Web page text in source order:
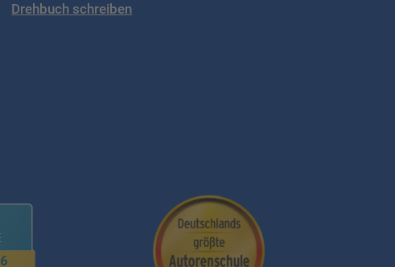
Drehbuch schreiben